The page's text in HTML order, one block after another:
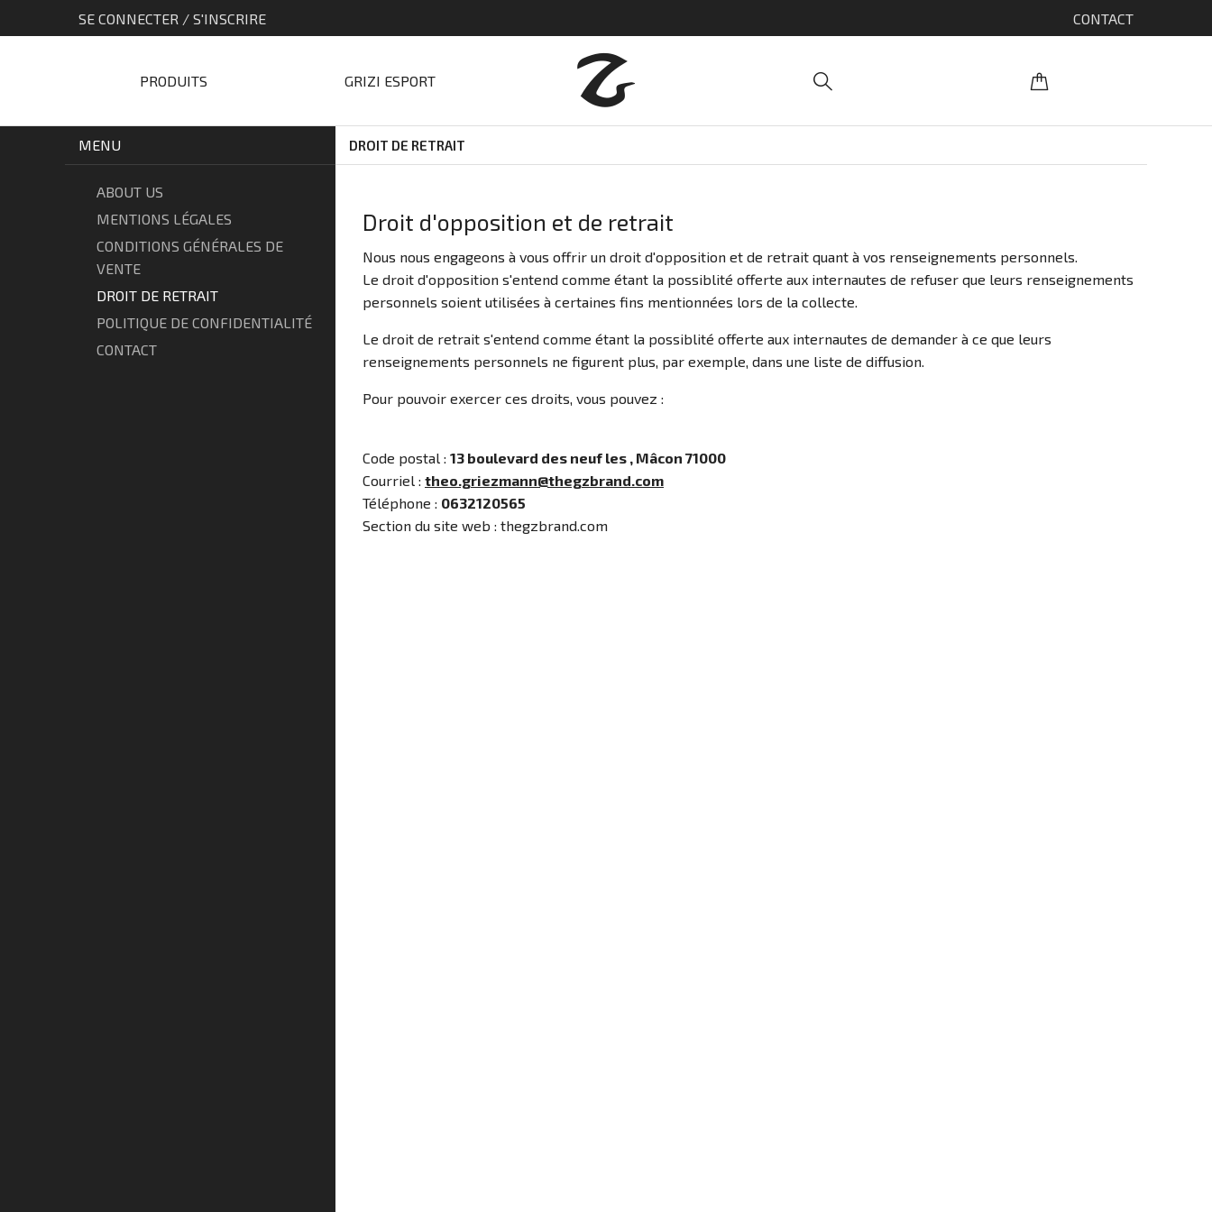
SE CONNECTER / S'INSCRIRE CONTACT
PRODUITS GRIZI ESPORT
MENU DROIT DE RETRAIT
ABOUT US
MENTIONS LÉGALES
CONDITIONS GÉNÉRALES DE
VENTE
DROIT DE RETRAIT
POLITIQUE DE CONFIDENTIALITÉ
CONTACT
Droit d'opposition et de retrait
Nous nous engageons à vous offrir un droit d'opposition et de retrait quant à vos renseignements personnels.
Le droit d'opposition s'entend comme étant la possiblité offerte aux internautes de refuser que leurs renseignements
personnels soient utilisées à certaines fins mentionnées lors de la collecte.
Le droit de retrait s'entend comme étant la possiblité offerte aux internautes de demander à ce que leurs
renseignements personnels ne figurent plus, par exemple, dans une liste de diffusion.
Pour pouvoir exercer ces droits, vous pouvez :
Code postal : 13 boulevard des neuf les , Mâcon 71000
Courriel : theo.griezmann@thegzbrand.com
Téléphone : 0632120565
Section du site web : thegzbrand.com